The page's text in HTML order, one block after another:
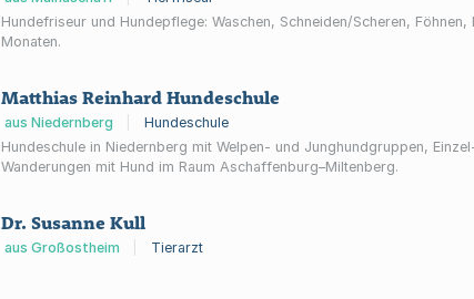
Hundefriseur und Hundepflege: Waschen, Schneiden/Scheren,
Monaten.
Matthias Reinhard Hundeschule
aus Niedernberg
Hundeschule
Hundeschule in Niedernberg mit Welpen- und Junghundgruppen,
Wanderungen mit Hund im Raum Aschaffenburg–Miltenberg.
Dr. Susanne Kull
aus Großostheim Tierarzt